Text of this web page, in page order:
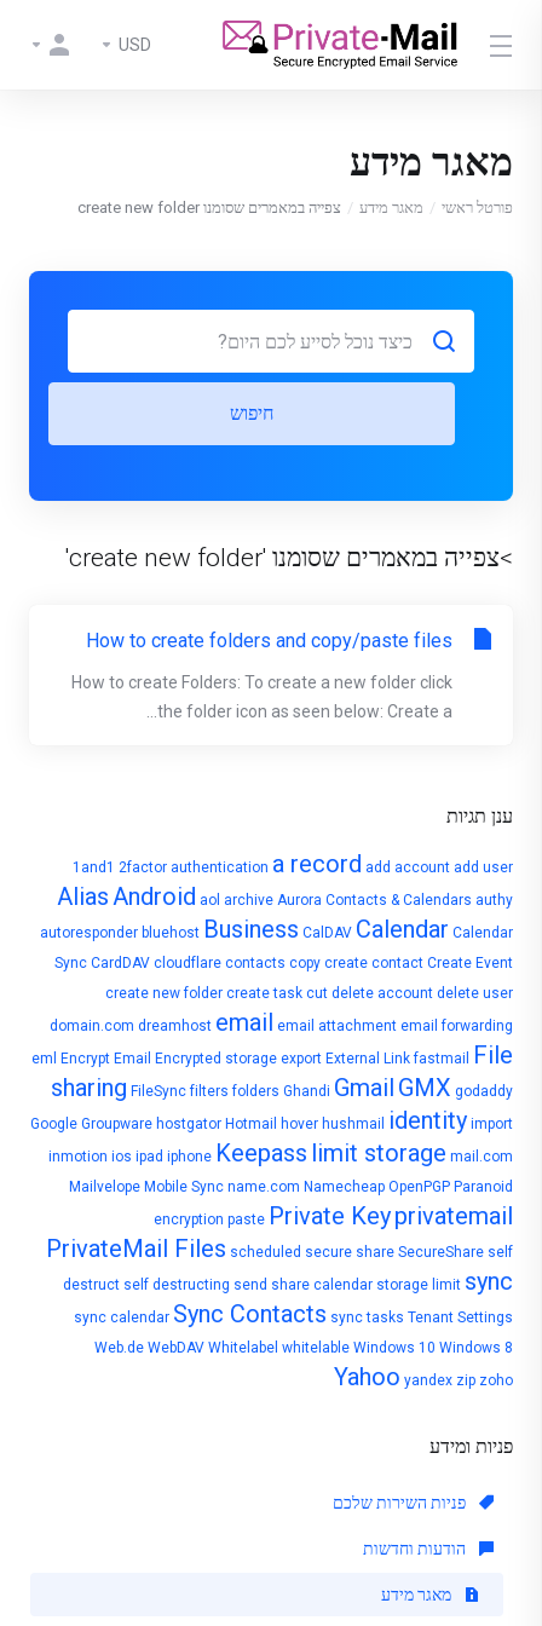
USD
מאגר מידע
פורטל ראשי מאגר מידע צפייה במאמרים שסומנו create new folder
ענן תגיות
1and1 2factor authentication a record add account add user
AliasAndroid aol archive Aurora Contacts & Calendars authy
autoresponder bluehost Business CalDAV Calendar Calendar
Sync CardDAV cloudflare contacts copy create contact Create Event
create new folder create task cut delete account delete user
domain.com dreamhost email email attachment email forwarding
eml
Encrypt Email Encrypted storage export External Link fastmail
File
sharing FileSync filters folders Ghandi Gmail GMX godaddy
Google Groupware hostgator Hotmail hover hushmail identity import
inmotion ios ipad iphone Keepass limit storage mail.com
Mailvelope Mobile Sync name.com Namecheap OpenPGP Paranoid
encryption paste Private Keyprivatemail
PrivateMail Files scheduled secure share SecureShare self
destruct self destructing send share calendar storage limit sync
sync calendar Sync Contacts sync tasks Tenant Settings
Web.de WebDAV Whitelabel whitelable Windows 10 Windows 8
Yahoo yandex zip zoho
פניות ומידע
פניות השירות שלכם
הודעות וחדשות
מאגר מידע
חיפוש
>צפייה במאמרים שסומנו 'create new folder'
How to create folders and copy/paste files
How to create Folders: To create a new folder click
the folder icon as seen below: Create a...